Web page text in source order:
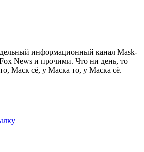
информационный канал Mask-
News и прочими. Что ни день, то
Маск сё, у Маска то, у Маска сё.